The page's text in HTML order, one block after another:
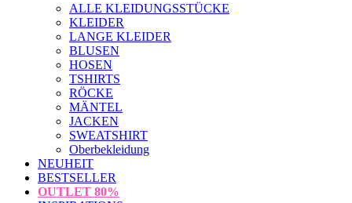
ALLE KLEIDUNGSSTÜCKE
KLEIDER
LANGE KLEIDER
BLUSEN
HOSEN
TSHIRTS
RÖCKE
MÄNTEL
JACKEN
SWEATSHIRT
Oberbekleidung
NEUHEIT
BESTSELLER
OUTLET 80%